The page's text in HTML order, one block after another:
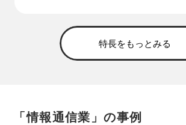
特長をもっとみる
「情報通信業」の事例